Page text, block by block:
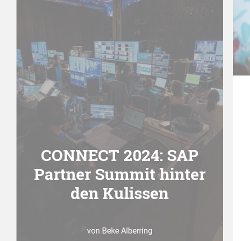
CONNECT 2024: SAP
Partner Summit hinter
den Kulissen
von Beke Alberring